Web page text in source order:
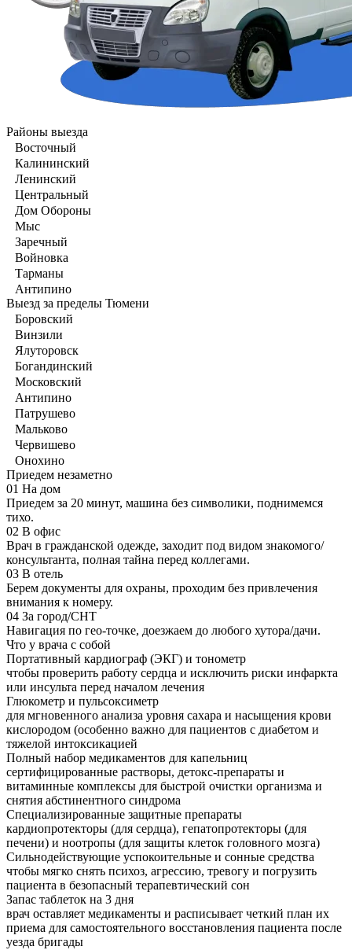
Районы выезда
Восточный
Калининский
Ленинский
Центральный
Дом Обороны
Мыс
Заречный
Войновка
Тарманы
Антипино
Выезд за пределы Тюмени
Боровский
Винзили
Ялуторовск
Богандинский
Московский
Антипино
Патрушево
Мальково
Червишево
Онохино
Приедем незаметно
01 На дом
Приедем за 20 минут, машина без символики, поднимемся
тихо.
02 В офис
Врач в гражданской одежде, заходит под видом знакомого/
консультанта, полная тайна перед коллегами.
03 В отель
Берем документы для охраны, проходим без привлечения
внимания к номеру.
04 За город/СНТ
Навигация по гео-точке, доезжаем до любого хутора/дачи.
Что у врача с собой
Портативный кардиограф (ЭКГ) и тонометр
чтобы проверить работу сердца и исключить риски инфаркта
или инсульта перед началом лечения
Глюкометр и пульсоксиметр
для мгновенного анализа уровня сахара и насыщения крови
кислородом (особенно важно для пациентов с диабетом и
тяжелой интоксикацией
Полный набор медикаментов для капельниц
сертифицированные растворы, детокс-препараты и
витаминные комплексы для быстрой очистки организма и
снятия абстинентного синдрома
Специализированные защитные препараты
кардиопротекторы (для сердца), гепатопротекторы (для
печени) и ноотропы (для защиты клеток головного мозга)
Сильнодействующие успокоительные и сонные средства
чтобы мягко снять психоз, агрессию, тревогу и погрузить
пациента в безопасный терапевтический сон
Запас таблеток на 3 дня
врач оставляет медикаменты и расписывает четкий план их
приема для самостоятельного восстановления пациента после
уезда бригады